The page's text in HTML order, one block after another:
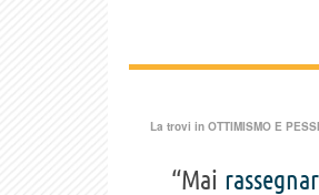
La trovi in OTTIMISMO E
“Mai